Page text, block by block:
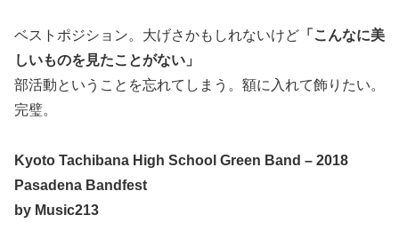
ベストポジション。大げさかもしれないけど 「こんなに美
しいものを見たことがない」
部活動ということを忘れてしまう。額に入れて飾りたい。
完璧。
Kyoto Tachibana High School Green Band – 2018
Pasadena Bandfest
by Music213